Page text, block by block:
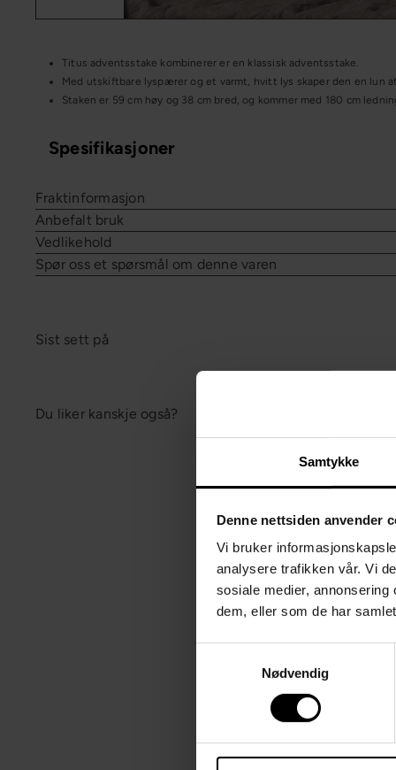
Samtykke
Denne nettsiden anvender
Vi bruker
analysere trafikken vår. Vi
sosiale medier,
dem, eller som de har
Nødvendig
Titus adventsstake kombinerer er en klassisk adventsstake.
Med utskiftbare lyspærer og et varmt, hvitt lys skaper den en lun
Staken er 59 cm høy og 38 cm bred, og kommer med 180 cm
Spesifikasjoner
Fraktinformasjon
Anbefalt bruk
Vedlikehold
Spør oss et spørsmål om denne varen
Sist sett på
Du liker kanskje også?